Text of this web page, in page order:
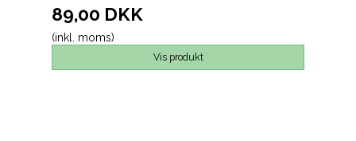
89,00 DKK
(inkl. moms)
Vis produkt